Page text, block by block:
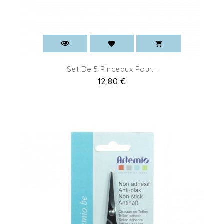
Set De 5 Pinceaux Pour...
Pret
12,80 €